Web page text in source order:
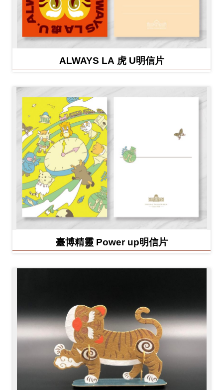
ALWAYS LA 虎 U明信片
臺博精靈 Power up明信片